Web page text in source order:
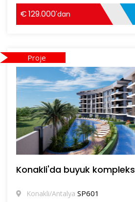
129.000'dan
Proje
Konakli'da buyuk kompleks
Konakli/Antalya SP601